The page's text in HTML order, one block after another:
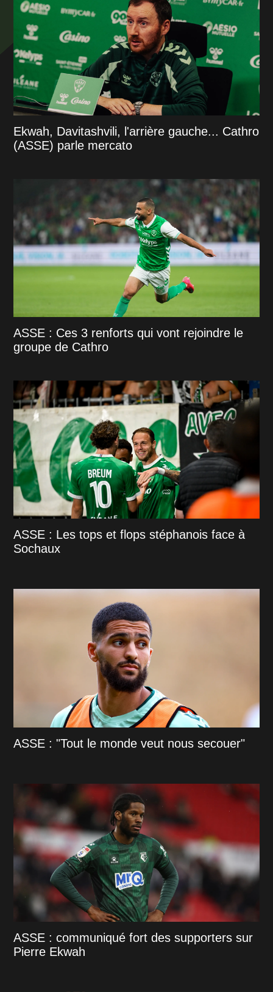
Ekwah, Davitashvili, l'arrière gauche... Cathro
(ASSE) parle mercato
ASSE : Ces 3 renforts qui vont rejoindre le
groupe de Cathro
ASSE : Les tops et flops stéphanois face à
Sochaux
ASSE : "Tout le monde veut nous secouer"
ASSE : communiqué fort des supporters sur
Pierre Ekwah